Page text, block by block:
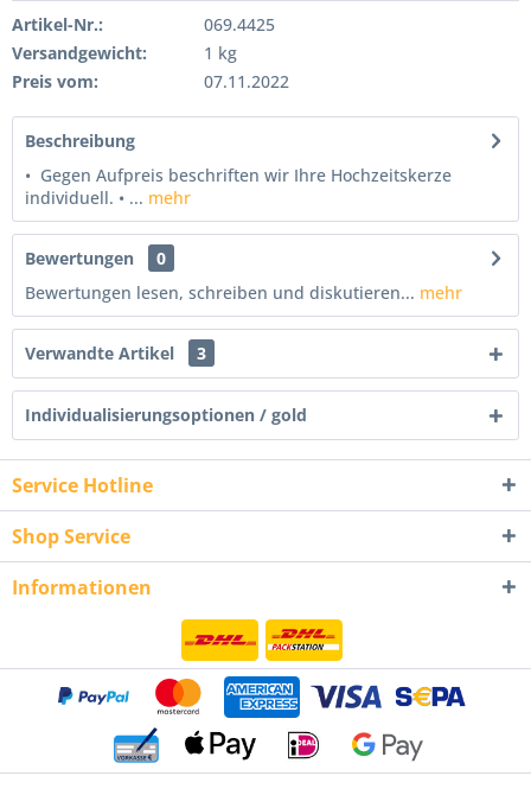
Artikel-Nr.:
069.4425
Versandgewicht:
1 kg
Preis vom:
07.11.2022
Beschreibung
• Gegen Aufpreis beschriften wir Ihre Hochzeitskerze
individuell. • ... mehr
Bewertungen
0
Bewertungen lesen, schreiben und diskutieren... mehr
Verwandte Artikel 3
Individualisierungsoptionen / gold
Service Hotline
Shop Service
Informationen